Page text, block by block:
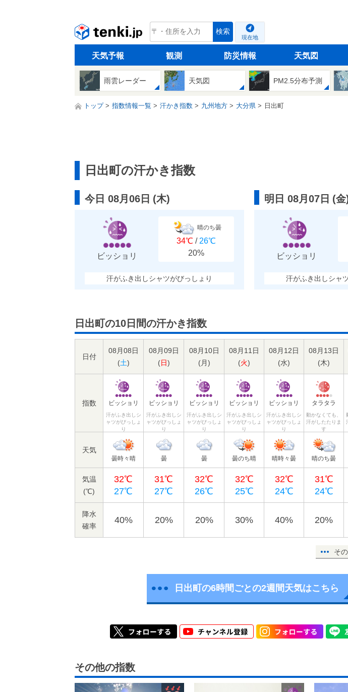
tenki.jp 検索
現在地
天気予報 観測 防災情報 天気図
雨雲レーダー 天気図 PM2.5分布予測
トップ 指数情報一覧 汗かき指数 九州地方 大分県 日出町
日出町の汗かき指数
今日 08月06日 (木)
ビッショリ
晴のち曇
34℃ / 26℃
20%
汗がふき出しシャツがびっしょり
明日 08月07日 (金
ビッショリ
汗がふき出しシャ
日出町の10日間の汗かき指数
日付
08月08日
(土)
08月09日
(日)
08月10日
(月)
08月11日
(火)
08月12日
(水)
08月13日
(木)
指数 ビッショリ
汗がふき出しシ
ャツがびっしょ
り
ビッショリ
汗がふき出しシ
ャツがびっしょ
り
ビッショリ
汗がふき出しシ
ャツがびっしょ
り
ビッショリ
汗がふき出しシ
ャツがびっしょ
り
ビッショリ
汗がふき出しシ
ャツがびっしょ
り
タラタラ
動かなくても、
汗がしたたりま
す
天気
曇時々晴 曇 曇 曇のち晴 晴時々曇 晴のち曇
気温
(℃)
32℃
27℃
31℃
27℃
32℃
26℃
32℃
25℃
32℃
24℃
31℃
24℃
降水
確率
40% 20% 20% 30% 40% 20%
そ
日出町の6時間ごとの2週間天気はこちら
その他の指数